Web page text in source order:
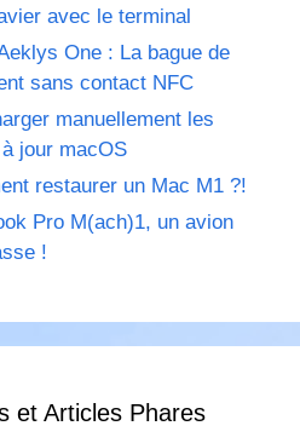
avec le terminal
One : La bague de
sans contact NFC
manuellement les
jour macOS
restaurer un Mac M1 ?!
Pro M(ach)1, un avion
!
et Articles Phares